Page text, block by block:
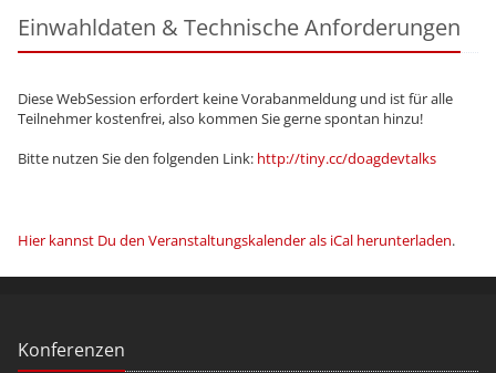
Einwahldaten & Technische Anforderungen
Diese WebSession erfordert keine Vorabanmeldung und ist für alle
Teilnehmer kostenfrei, also kommen Sie gerne spontan hinzu!
Bitte nutzen Sie den folgenden Link: http://tiny.cc/doagdevtalks
Hier kannst Du den Veranstaltungskalender als iCal herunterladen.
Konferenzen